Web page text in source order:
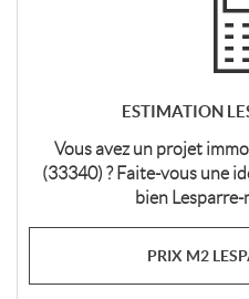
ESTIMATION
Vous avez un projet
(33340) ? Faite-vous une
bien
PRIX M2